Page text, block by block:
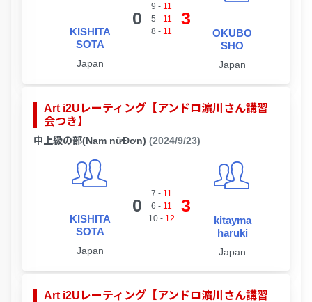
KISHITA
SOTA
Japan
0
9 - 11
5 - 11
8 - 11
3
OKUBO
SHO
Japan
Art i2Uレーティング【アンドロ濵川さん講習
会つき】
中上級の部(Nam nữĐơn) (2024/9/23)
KISHITA
SOTA
Japan
0
7 - 11
6 - 11
10- 12
3
kitayma
haruki
Japan
Art i2Uレーティング【アンドロ濵川さん講習